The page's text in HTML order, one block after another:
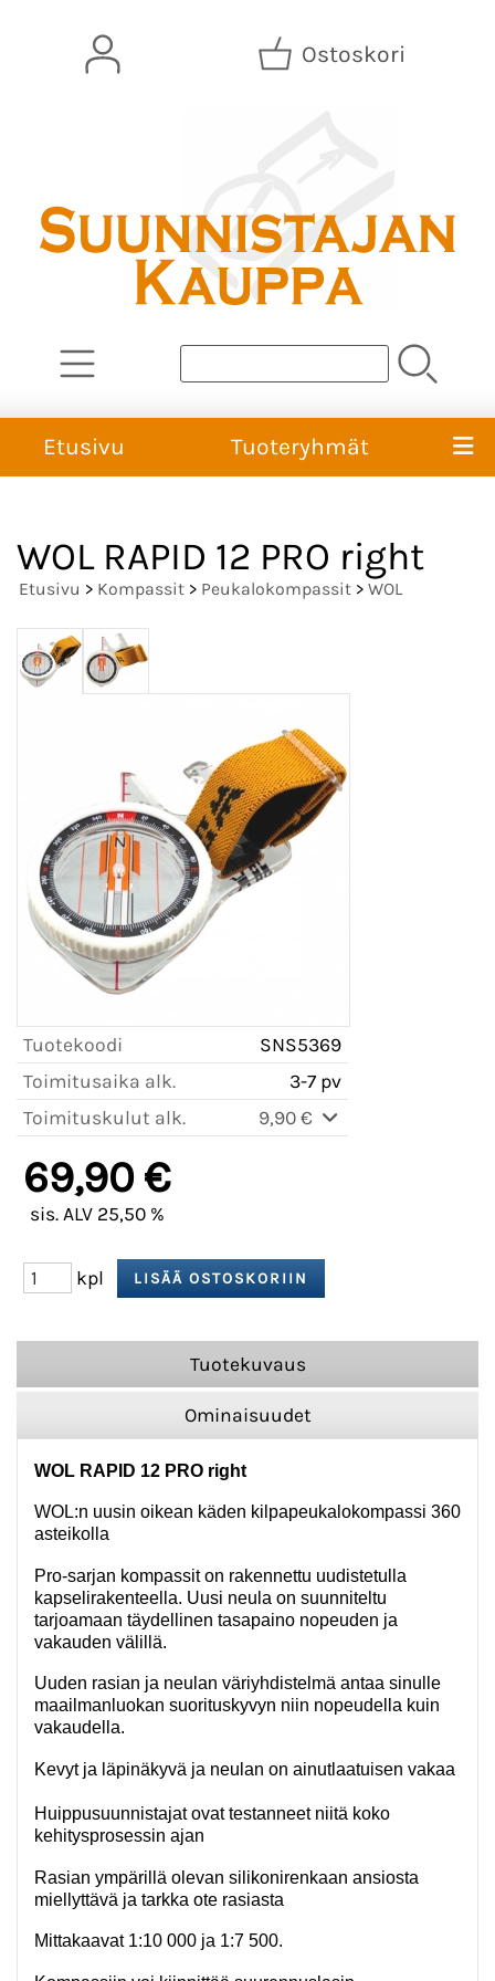
Ostoskori
Etusivu Tuoteryhmät
WOL RAPID 12 PRO right
Etusivu > Kompassit > Peukalokompassit > WOL
Tuotekoodi
SNS5369
Toimitusaika alk.
3-7 pv
Toimituskulut alk.
9,90 €
69,90 €
sis. ALV 25,50 %
kpl
Tuotekuvaus
Ominaisuudet
WOL RAPID 12 PRO right
WOL:n uusin oikean käden kilpapeukalokompassi 360
asteikolla
Pro-sarjan kompassit on rakennettu uudistetulla
kapselirakenteella. Uusi neula on suunniteltu
tarjoamaan täydellinen tasapaino nopeuden ja
vakauden välillä.
Uuden rasian ja neulan väriyhdistelmä antaa sinulle
maailmanluokan suorituskyvyn niin nopeudella kuin
vakaudella.
Kevyt ja läpinäkyvä ja neulan on ainutlaatuisen vakaa
Huippusuunnistajat ovat testanneet niitä koko
kehitysprosessin ajan
Rasian ympärillä olevan silikonirenkaan ansiosta
miellyttävä ja tarkka ote rasiasta
Mittakaavat 1:10 000 ja 1:7 500.